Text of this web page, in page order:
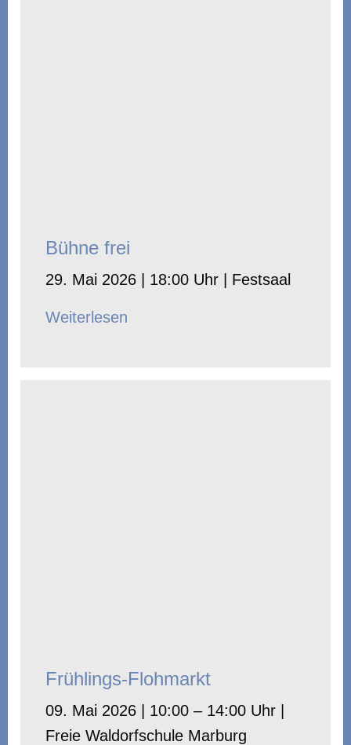
Bühne frei
29. Mai 2026 | 18:00 Uhr | Festsaal
Weiterlesen
Frühlings-Flohmarkt
09. Mai 2026 | 10:00 – 14:00 Uhr |
Freie Waldorfschule Marburg